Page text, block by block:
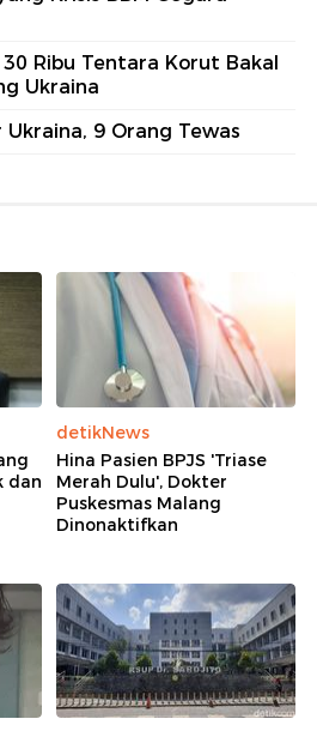
Ribu Tentara Korut Bakal
Ukraina
Ukraina, 9 Orang Tewas
dan
detikNews
Hina Pasien BPJS 'Triase
Merah Dulu', Dokter
Puskesmas Malang
Dinonaktifkan